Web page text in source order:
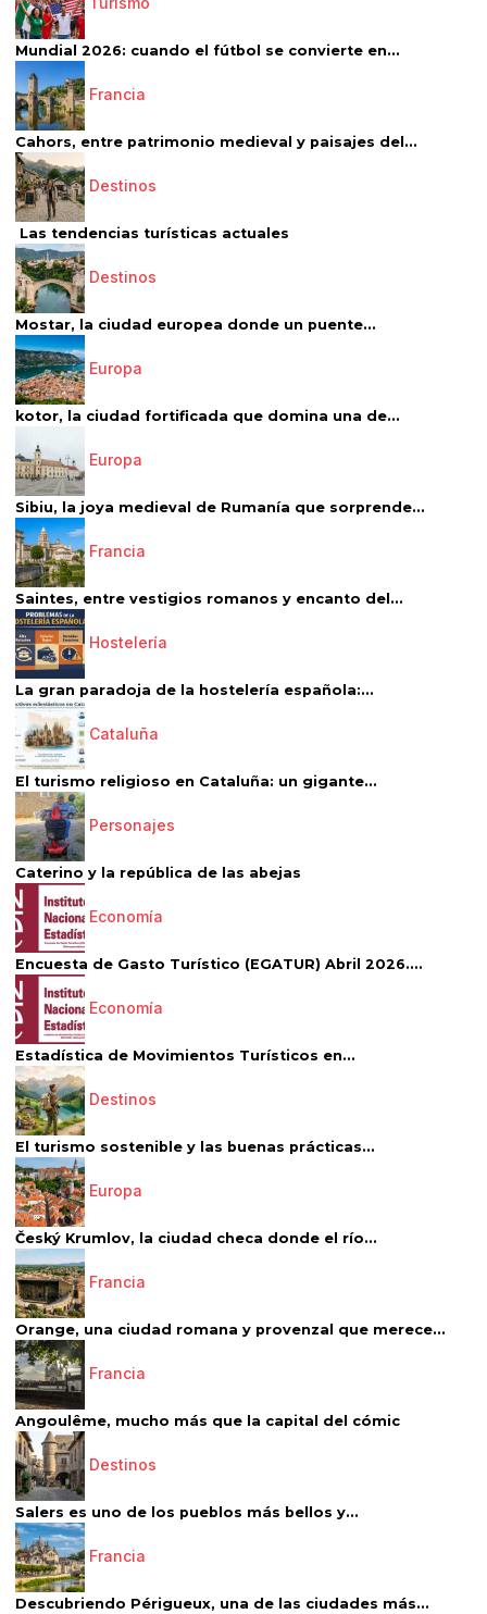
Mundial 2026: cuando el fútbol se convierte en...
Francia
Cahors, entre patrimonio medieval y paisajes del...
Destinos
Las tendencias turísticas actuales
Destinos
Mostar, la ciudad europea donde un puente...
Europa
kotor, la ciudad fortificada que domina una de...
Europa
Sibiu, la joya medieval de Rumanía que sorprende...
Francia
Saintes, entre vestigios romanos y encanto del...
Hostelería
La gran paradoja de la hostelería española:...
Cataluña
El turismo religioso en Cataluña: un gigante...
Personajes
Caterino y la república de las abejas
Economía
Encuesta de Gasto Turístico (EGATUR) Abril 2026....
Economía
Estadística de Movimientos Turísticos en...
Destinos
El turismo sostenible y las buenas prácticas...
Europa
Český Krumlov, la ciudad checa donde el río...
Francia
Orange, una ciudad romana y provenzal que merece...
Francia
Angoulême, mucho más que la capital del cómic
Destinos
Salers es uno de los pueblos más bellos y...
Francia
Descubriendo Périgueux, una de las ciudades más...